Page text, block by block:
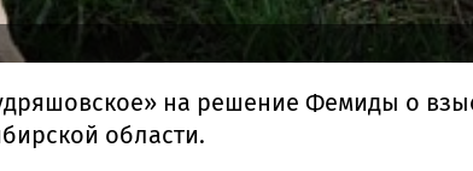
на решение Фемиды о
области.